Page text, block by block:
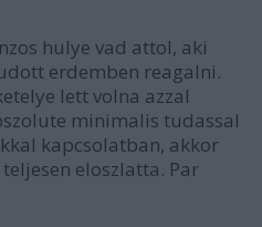
hulye vad attol, aki
erdemben reagalni.
lett volna azzal
minimalis tudassal
kapcsolatban, akkor
eloszlatta. Par